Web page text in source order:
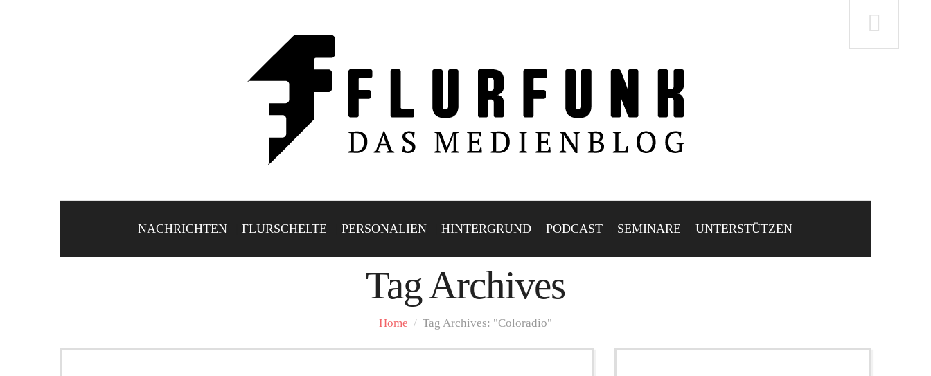
NACHRICHTEN FLURSCHELTE PERSONALIEN HINTERGRUND PODCAST SEMINARE UNTERSTÜTZEN
Tag Archives
Home / Tag Archives: "Coloradio"